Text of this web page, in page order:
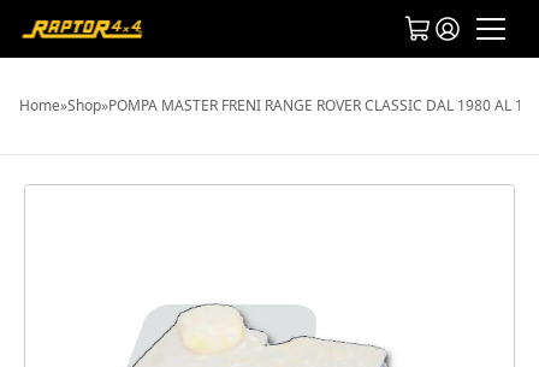
Home»Shop»POMPA MASTER FRENI RANGE ROVER CLASSIC DAL 1980 AL